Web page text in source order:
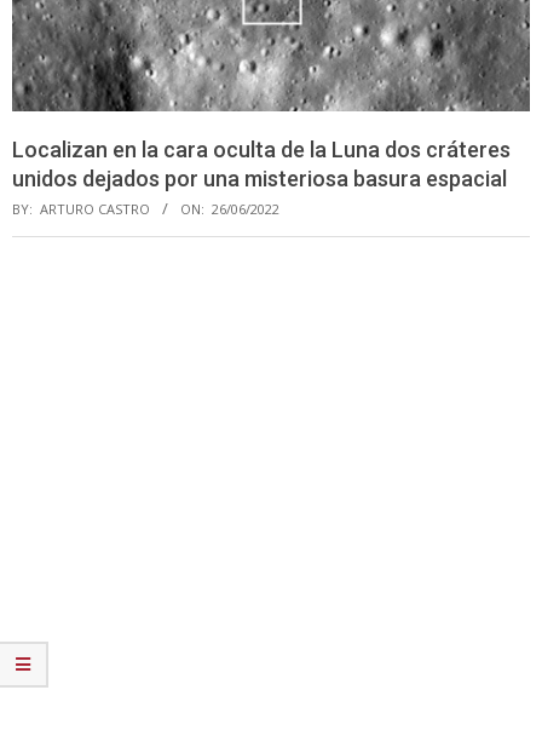
Localizan en la cara oculta de la Luna dos cráteres
unidos dejados por una misteriosa basura espacial
BY: ARTURO CASTRO ON: 26/06/2022